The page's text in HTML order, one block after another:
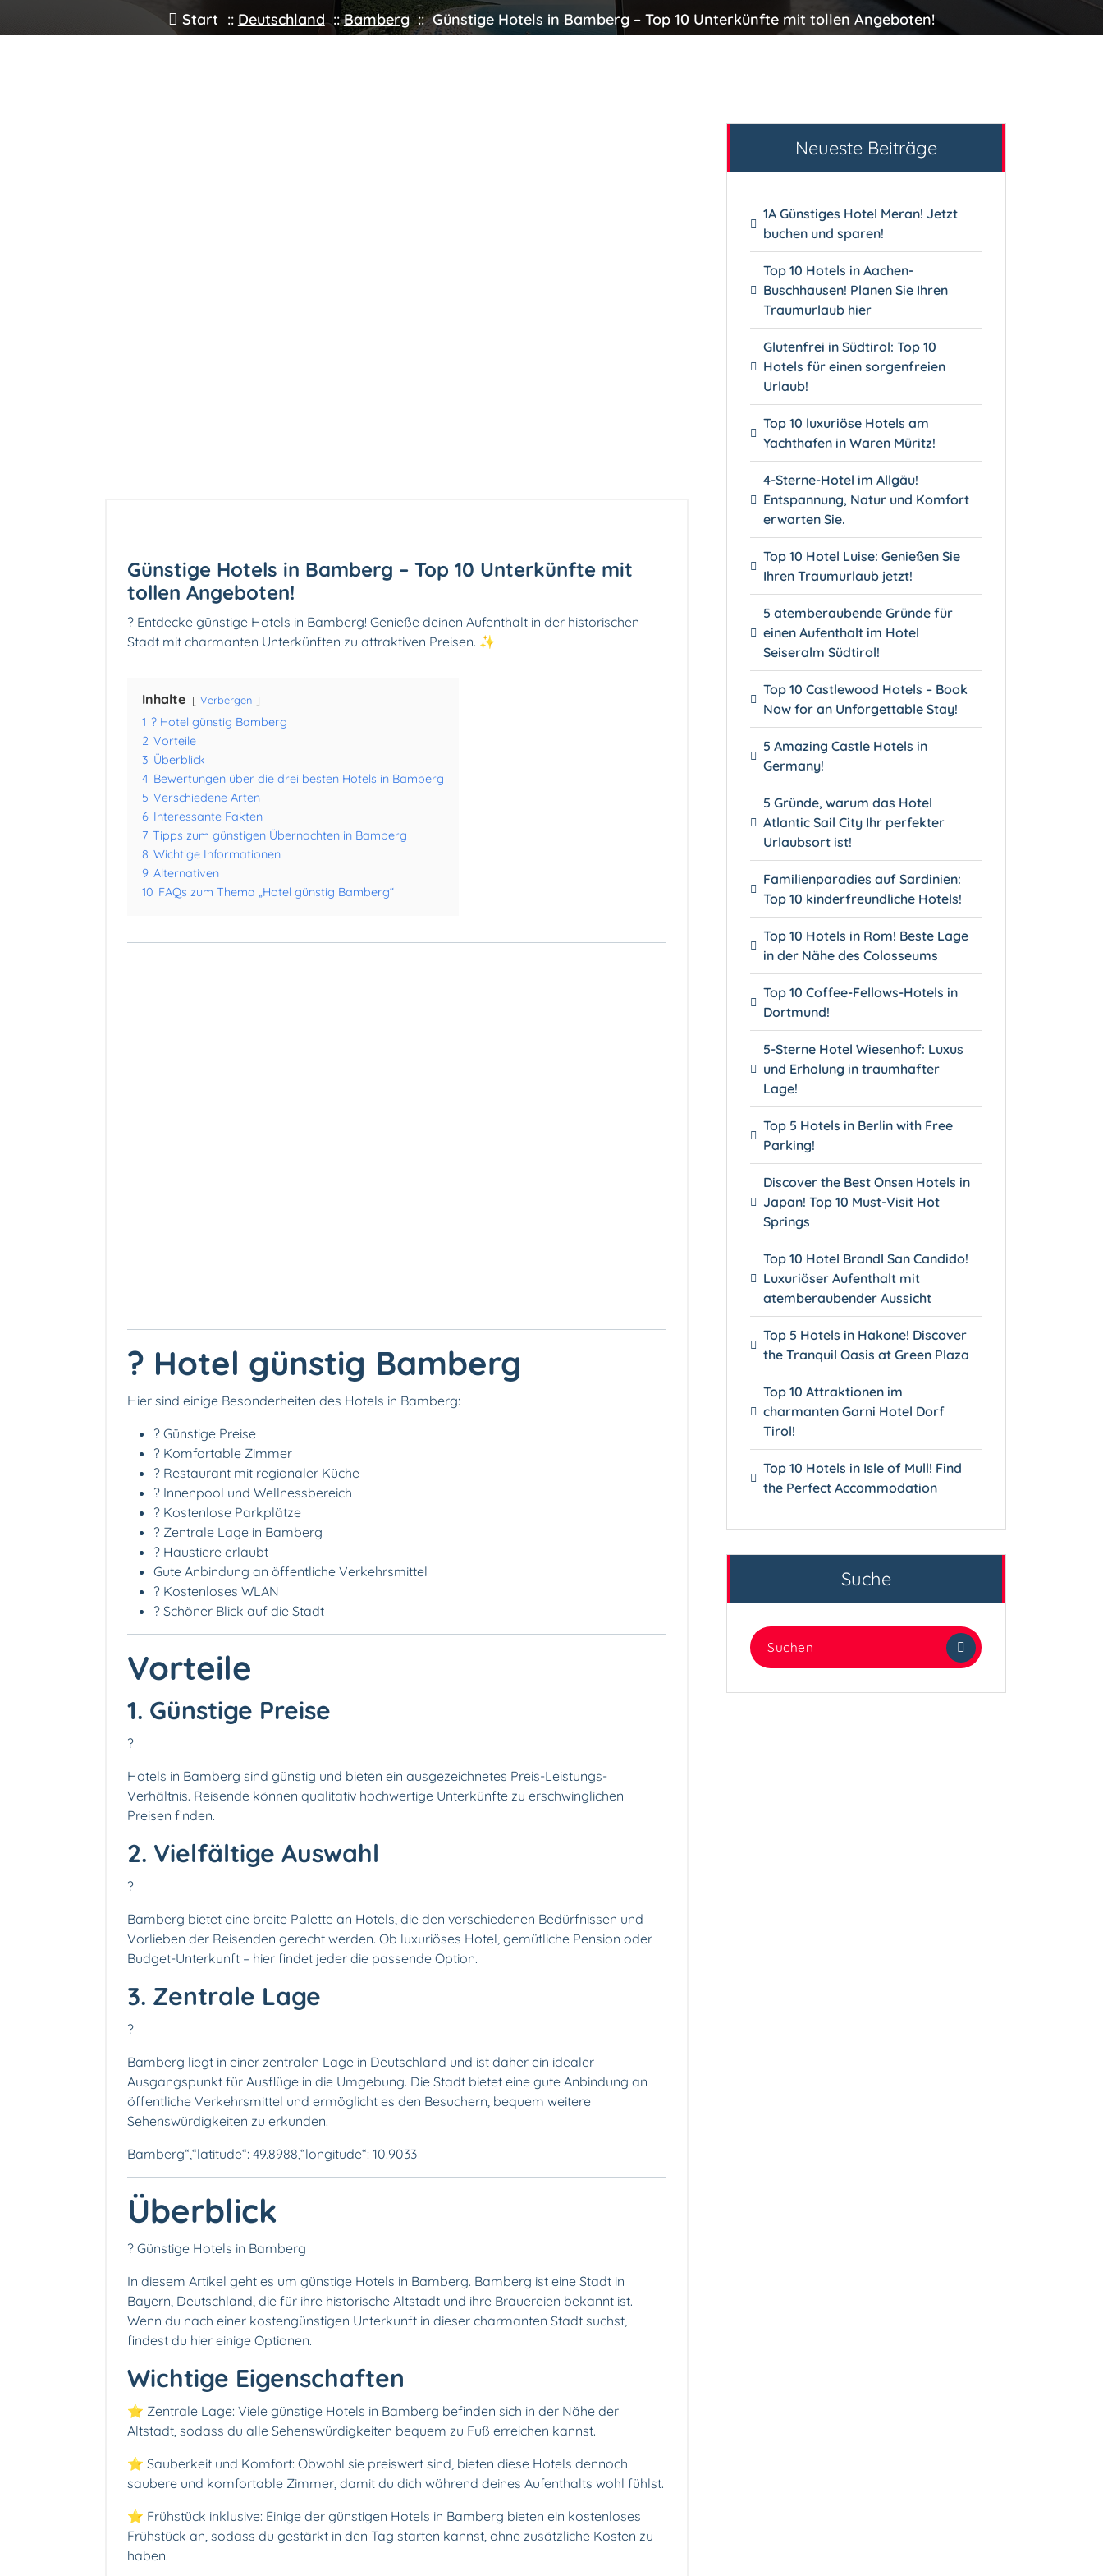
Start :: Deutschland::Bamberg:: Günstige Hotels in Bamberg – Top 10 Unterkünfte mit tollen Angeboten!
Günstige Hotels in Bamberg – Top 10 Unterkünfte mit
tollen Angeboten!
? Entdecke günstige Hotels in Bamberg! Genieße deinen Aufenthalt in der historischen
Stadt mit charmanten Unterkünften zu attraktiven Preisen. ✨
Inhalte Verbergen
1 ? Hotel günstig Bamberg
2 Vorteile
3 Überblick
4 Bewertungen über die drei besten Hotels in Bamberg
5 Verschiedene Arten
6 Interessante Fakten
7 Tipps zum günstigen Übernachten in Bamberg
8 Wichtige Informationen
9 Alternativen
10 FAQs zum Thema „Hotel günstig Bamberg“
? Hotel günstig Bamberg
Hier sind einige Besonderheiten des Hotels in Bamberg:
? Günstige Preise
?️ Komfortable Zimmer
?️ Restaurant mit regionaler Küche
? Innenpool und Wellnessbereich
? Kostenlose Parkplätze
? Zentrale Lage in Bamberg
? Haustiere erlaubt
Gute Anbindung an öffentliche Verkehrsmittel
? Kostenloses WLAN
? Schöner Blick auf die Stadt
Vorteile
1. Günstige Preise
?
Hotels in Bamberg sind günstig und bieten ein ausgezeichnetes Preis-Leistungs-
Verhältnis. Reisende können qualitativ hochwertige Unterkünfte zu erschwinglichen
Preisen finden.
2. Vielfältige Auswahl
?
Bamberg bietet eine breite Palette an Hotels, die den verschiedenen Bedürfnissen und
Vorlieben der Reisenden gerecht werden. Ob luxuriöses Hotel, gemütliche Pension oder
Budget-Unterkunft – hier findet jeder die passende Option.
3. Zentrale Lage
?
Bamberg liegt in einer zentralen Lage in Deutschland und ist daher ein idealer
Ausgangspunkt für Ausflüge in die Umgebung. Die Stadt bietet eine gute Anbindung an
öffentliche Verkehrsmittel und ermöglicht es den Besuchern, bequem weitere
Sehenswürdigkeiten zu erkunden.
Bamberg“,“latitude“: 49.8988,“longitude“: 10.9033
Überblick
? Günstige Hotels in Bamberg
In diesem Artikel geht es um günstige Hotels in Bamberg. Bamberg ist eine Stadt in
Bayern, Deutschland, die für ihre historische Altstadt und ihre Brauereien bekannt ist.
Wenn du nach einer kostengünstigen Unterkunft in dieser charmanten Stadt suchst,
findest du hier einige Optionen.
Wichtige Eigenschaften
⭐ Zentrale Lage: Viele günstige Hotels in Bamberg befinden sich in der Nähe der
Altstadt, sodass du alle Sehenswürdigkeiten bequem zu Fuß erreichen kannst.
⭐ Sauberkeit und Komfort: Obwohl sie preiswert sind, bieten diese Hotels dennoch
saubere und komfortable Zimmer, damit du dich während deines Aufenthalts wohl fühlst.
⭐ Frühstück inklusive: Einige der günstigen Hotels in Bamberg bieten ein kostenloses
Frühstück an, sodass du gestärkt in den Tag starten kannst, ohne zusätzliche Kosten zu
haben.
Neueste Beiträge
1A Günstiges Hotel Meran! Jetzt
buchen und sparen!
Top 10 Hotels in Aachen-
Buschhausen! Planen Sie Ihren
Traumurlaub hier
Glutenfrei in Südtirol: Top 10
Hotels für einen sorgenfreien
Urlaub!
Top 10 luxuriöse Hotels am
Yachthafen in Waren Müritz!
4-Sterne-Hotel im Allgäu!
Entspannung, Natur und Komfort
erwarten Sie.
Top 10 Hotel Luise: Genießen Sie
Ihren Traumurlaub jetzt!
5 atemberaubende Gründe für
einen Aufenthalt im Hotel
Seiseralm Südtirol!
Top 10 Castlewood Hotels – Book
Now for an Unforgettable Stay!
5 Amazing Castle Hotels in
Germany!
5 Gründe, warum das Hotel
Atlantic Sail City Ihr perfekter
Urlaubsort ist!
Familienparadies auf Sardinien:
Top 10 kinderfreundliche Hotels!
Top 10 Hotels in Rom! Beste Lage
in der Nähe des Colosseums
Top 10 Coffee-Fellows-Hotels in
Dortmund!
5-Sterne Hotel Wiesenhof: Luxus
und Erholung in traumhafter
Lage!
Top 5 Hotels in Berlin with Free
Parking!
Discover the Best Onsen Hotels in
Japan! Top 10 Must-Visit Hot
Springs
Top 10 Hotel Brandl San Candido!
Luxuriöser Aufenthalt mit
atemberaubender Aussicht
Top 5 Hotels in Hakone! Discover
the Tranquil Oasis at Green Plaza
Top 10 Attraktionen im
charmanten Garni Hotel Dorf
Tirol!
Top 10 Hotels in Isle of Mull! Find
the Perfect Accommodation
Suche
Suchen
nach: